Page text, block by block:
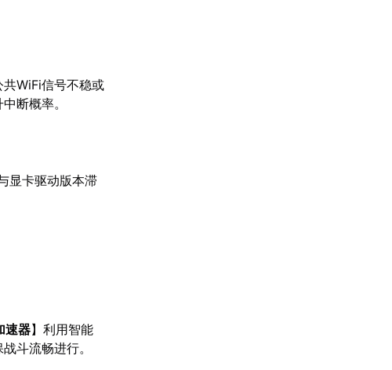
WiFi信号不稳或
断概率。
显卡驱动版本滞
速器】利用智能
斗流畅进行。